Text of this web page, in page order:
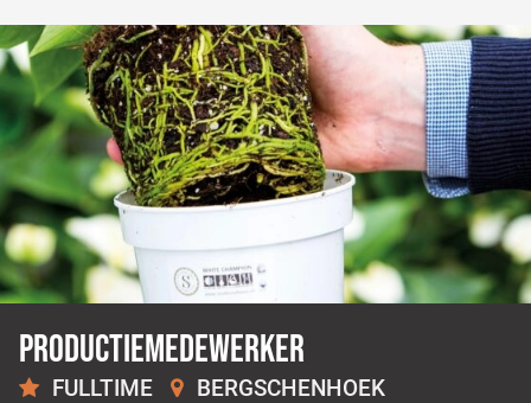
Productiemedewerker
FULLTIME BERGSCHENHOEK